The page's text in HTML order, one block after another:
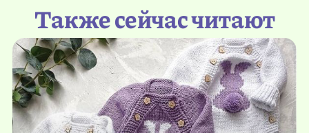
Также сейчас читают